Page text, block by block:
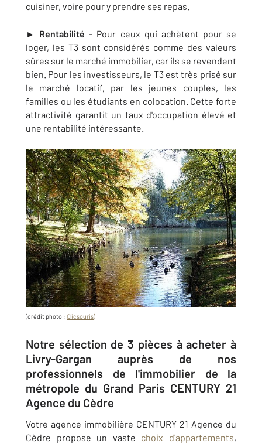
cuisiner, voire pour y prendre ses repas.
► Rentabilité - Pour ceux qui achètent pour se
loger, les T3 sont considérés comme des valeurs
sûres sur le marché immobilier, car ils se revendent
bien. Pour les investisseurs, le T3 est très prisé sur
le marché locatif, par les jeunes couples, les
familles ou les étudiants en colocation. Cette forte
attractivité garantit un taux d'occupation élevé et
une rentabilité intéressante.
(crédit photo : Clicsouris)
Notre sélection de 3 pièces à acheter à
Livry-Gargan auprès de nos
professionnels de l'immobilier de la
métropole du Grand Paris CENTURY 21
Agence du Cèdre
Votre agence immobilière CENTURY 21 Agence du
Cèdre propose un vaste choix d'appartements,